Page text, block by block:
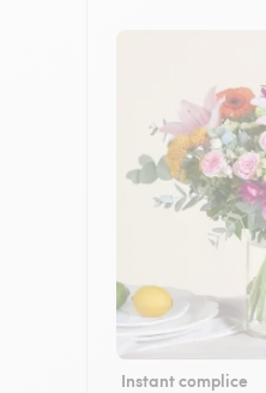
Instant complice